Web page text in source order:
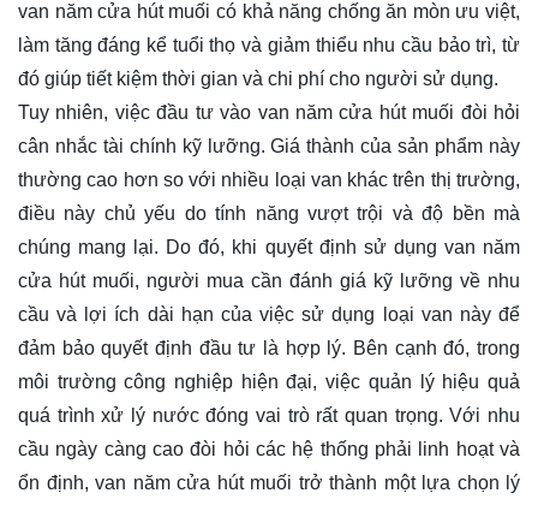
van năm cửa hút muối có khả năng chống ăn mòn ưu việt,
làm tăng đáng kể tuổi thọ và giảm thiểu nhu cầu bảo trì, từ
đó giúp tiết kiệm thời gian và chi phí cho người sử dụng.
Tuy nhiên, việc đầu tư vào van năm cửa hút muối đòi hỏi
cân nhắc tài chính kỹ lưỡng. Giá thành của sản phẩm này
thường cao hơn so với nhiều loại van khác trên thị trường,
điều này chủ yếu do tính năng vượt trội và độ bền mà
chúng mang lại. Do đó, khi quyết định sử dụng van năm
cửa hút muối, người mua cần đánh giá kỹ lưỡng về nhu
cầu và lợi ích dài hạn của việc sử dụng loại van này để
đảm bảo quyết định đầu tư là hợp lý. Bên cạnh đó, trong
môi trường công nghiệp hiện đại, việc quản lý hiệu quả
quá trình xử lý nước đóng vai trò rất quan trọng. Với nhu
cầu ngày càng cao đòi hỏi các hệ thống phải linh hoạt và
ổn định, van năm cửa hút muối trở thành một lựa chọn lý